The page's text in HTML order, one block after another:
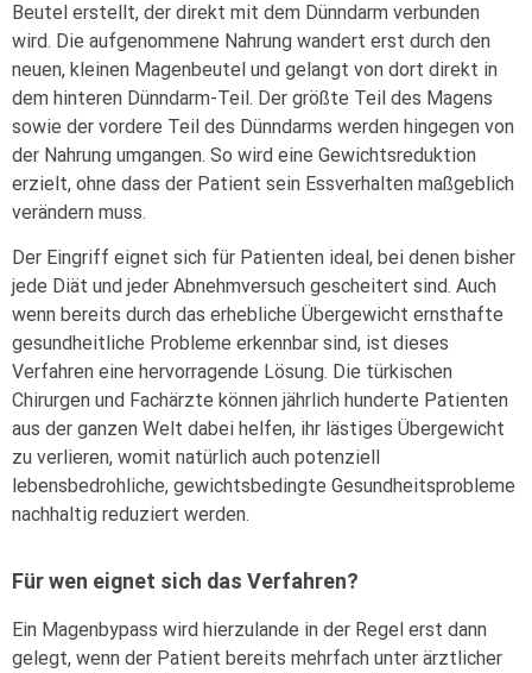
Beutel erstellt, der direkt mit dem Dünndarm verbunden
wird. Die aufgenommene Nahrung wandert erst durch den
neuen, kleinen Magenbeutel und gelangt von dort direkt in
dem hinteren Dünndarm-Teil. Der größte Teil des Magens
sowie der vordere Teil des Dünndarms werden hingegen von
der Nahrung umgangen. So wird eine Gewichtsreduktion
erzielt, ohne dass der Patient sein Essverhalten maßgeblich
verändern muss.
Der Eingriff eignet sich für Patienten ideal, bei denen bisher
jede Diät und jeder Abnehmversuch gescheitert sind. Auch
wenn bereits durch das erhebliche Übergewicht ernsthafte
gesundheitliche Probleme erkennbar sind, ist dieses
Verfahren eine hervorragende Lösung. Die türkischen
Chirurgen und Fachärzte können jährlich hunderte Patienten
aus der ganzen Welt dabei helfen, ihr lästiges Übergewicht
zu verlieren, womit natürlich auch potenziell
lebensbedrohliche, gewichtsbedingte Gesundheitsprobleme
nachhaltig reduziert werden.
Für wen eignet sich das Verfahren?
Ein Magenbypass wird hierzulande in der Regel erst dann
gelegt, wenn der Patient bereits mehrfach unter ärztlicher